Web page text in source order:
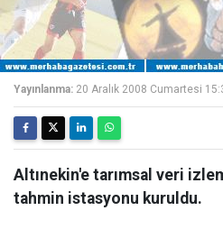
Yayınlanma: 20 Aralık 2008 Cumartesi
Altınekin'e tarımsal veri
tahmin istasyonu kuruldu.